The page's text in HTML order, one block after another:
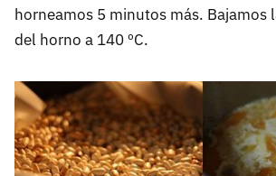
horneamos 5 minutos más. Bajamos
del horno a 140 ºC.